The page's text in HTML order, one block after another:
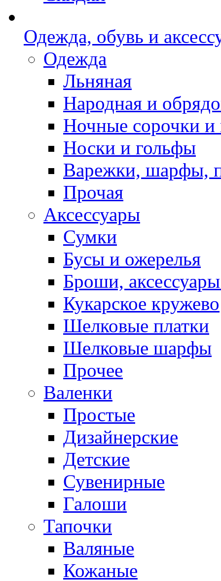
Одежда, обувь и
Одежда
Льняная
Народная и
Ночные сорочки
Носки и гольфы
Варежки, шарфы,
Прочая
Аксессуары
Сумки
Бусы и ожерелья
Броши,
Кукарское кружево
Шелковые платки
Шелковые шарфы
Прочее
Валенки
Простые
Дизайнерские
Детские
Сувенирные
Галоши
Тапочки
Валяные
Кожаные